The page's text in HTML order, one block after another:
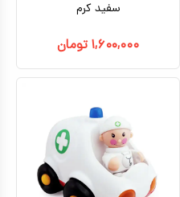
اسباب بازی لوازم خانگی
سفید کرم
۱,۶۰۰,۰۰۰ تومان